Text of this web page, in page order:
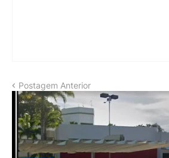
Postagem Anterior